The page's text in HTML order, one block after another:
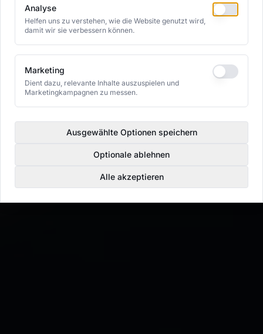
Analyse
Helfen uns zu verstehen, wie die Website genutzt wird,
damit wir sie verbessern können.
Marketing
Dient dazu, relevante Inhalte auszuspielen und
Marketingkampagnen zu messen.
Ausgewählte Optionen speichern
Optionale ablehnen
Alle akzeptieren